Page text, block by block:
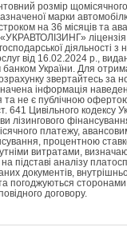
розмір щомісячного
марки
на 36 місяців та
діяльності з
від 16.02.2024 р.,
банком України. Для
звертайтесь за
інформація
не є публічною офертою
641 Цивільного кодексу
лізингового
платежу,
процентною
витратами,
підставі аналізу
документів,
погоджуються
договору.